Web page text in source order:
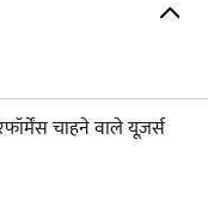
चाहने वाले यूज़र्स